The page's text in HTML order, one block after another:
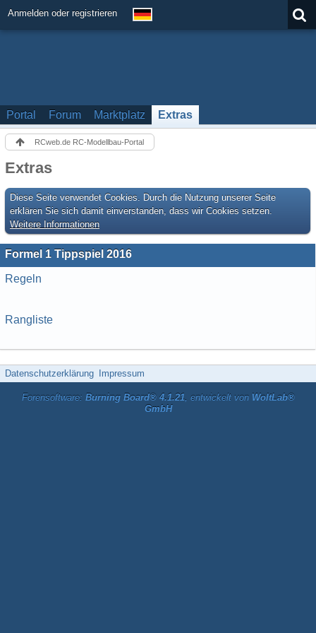
Anmelden oder registrieren
Portal Forum Marktplatz Extras
RCweb.de RC-Modellbau-Portal
Extras
Diese Seite verwendet Cookies. Durch die Nutzung unserer Seite
erklären Sie sich damit einverstanden, dass wir Cookies setzen.
Weitere Informationen
Formel 1 Tippspiel 2016
Regeln
Rangliste
Datenschutzerklärung Impressum
Forensoftware: Burning Board® 4.1.21, entwickelt von WoltLab®
GmbH